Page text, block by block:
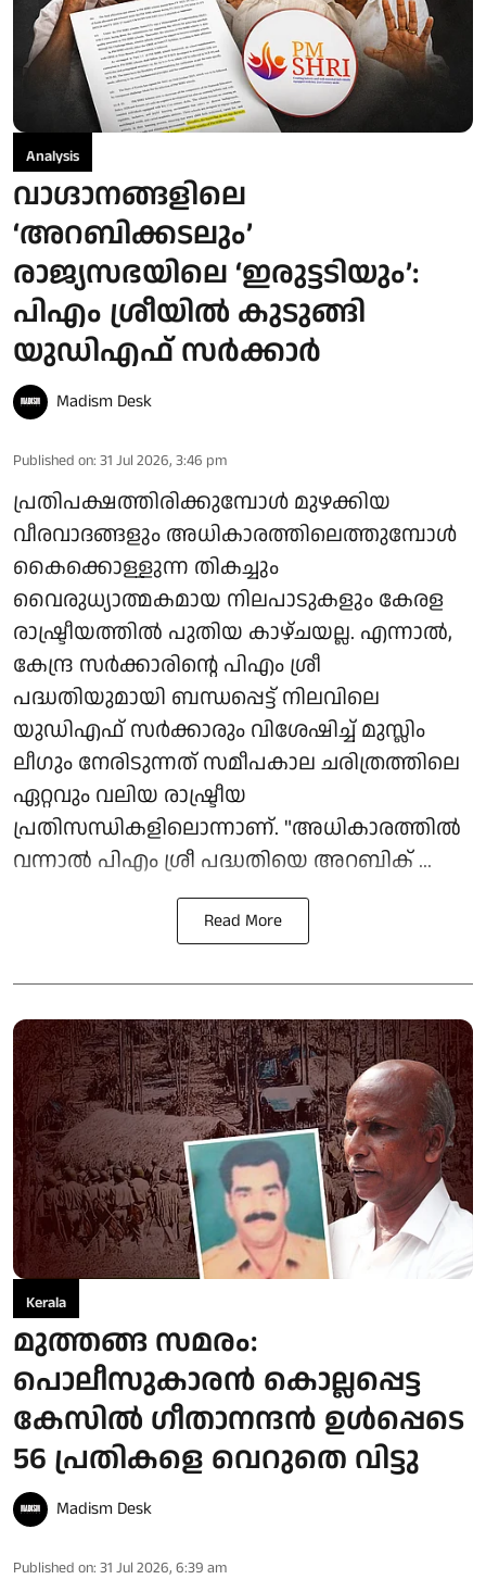
Analysis
വാഗ്ദാനങ്ങളിലെ
‘അറബിക്കടലും’
രാജ്യസഭയിലെ ‘ഇരുട്ടടിയും’:
പിഎം ശ്രീയിൽ കുടുങ്ങി
യുഡിഎഫ് സർക്കാർ
Madism Desk
Published on: 31 Jul 2026, 3:46 pm
പ്രതിപക്ഷത്തിരിക്കുമ്പോൾ മുഴക്കിയ
വീരവാദങ്ങളും അധികാരത്തിലെത്തുമ്പോൾ
കൈക്കൊള്ളുന്ന തികച്ചും
വൈരുധ്യാത്മകമായ നിലപാടുകളും കേരള
രാഷ്ട്രീയത്തിൽ പുതിയ കാഴ്ചയല്ല. എന്നാൽ,
കേന്ദ്ര സർക്കാരിന്റെ പിഎം ശ്രീ
പദ്ധതിയുമായി ബന്ധപ്പെട്ട് നിലവിലെ
യുഡിഎഫ് സർക്കാരും വിശേഷിച്ച് മുസ്ലിം
ലീഗും നേരിടുന്നത് സമീപകാല ചരിത്രത്തിലെ
ഏറ്റവും വലിയ രാഷ്ട്രീയ
പ്രതിസന്ധികളിലൊന്നാണ്. "അധികാരത്തിൽ
വന്നാൽ പിഎം ശ്രീ പദ്ധതിയെ അറബിക് ...
Read More
Kerala
മുത്തങ്ങ സമരം:
പൊലീസുകാരന്‍ കൊല്ലപ്പെട്ട
കേസില്‍ ഗീതാനന്ദന്‍ ഉള്‍പ്പെടെ
56 പ്രതികളെ വെറുതെ വിട്ടു
Madism Desk
Published on: 31 Jul 2026, 6:39 am